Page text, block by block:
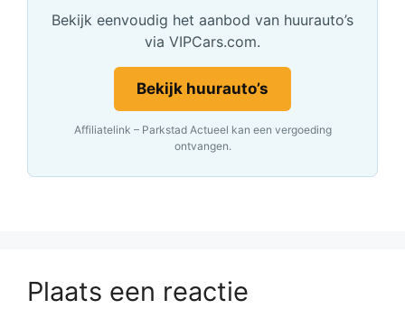
Bekijk eenvoudig het aanbod van huurauto’s
via VIPCars.com.
Bekijk huurauto’s
Affiliatelink – Parkstad Actueel kan een vergoeding
ontvangen.
Plaats een reactie